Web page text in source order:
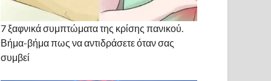
7 ξαφνικά συμπτώματα της κρίσης πανικού.
Βήμα-βήμα πως να αντιδράσετε όταν σας
συμβεί